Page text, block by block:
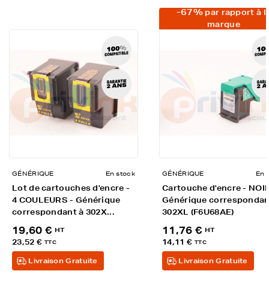
GÉNÉRIQUE En stock
Lot de cartouches d'encre -
4 COULEURS - Générique
correspondant à 302X...
19,60 € HT
23,52 € TTC
Livraison Gratuite
-67% par rapport à
marque
GÉNÉRIQUE En
Cartouche d'encre -
Générique
302XL (F6U68AE)
11,76 € HT
14,11 € TTC
Livraison Gratuite